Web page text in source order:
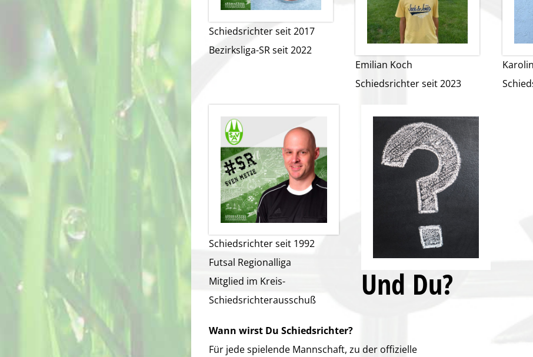
Schiedsrichter seit 2017
Bezirksliga-SR seit 2022
Emilian Koch
Schiedsrichter seit 2023
Schiedsrichter seit 1992
Futsal Regionalliga
Mitglied im Kreis-
Schiedsrichterausschuß
Und Du?
Wann wirst Du Schiedsrichter?
Für jede spielende Mannschaft, zu der offizielle